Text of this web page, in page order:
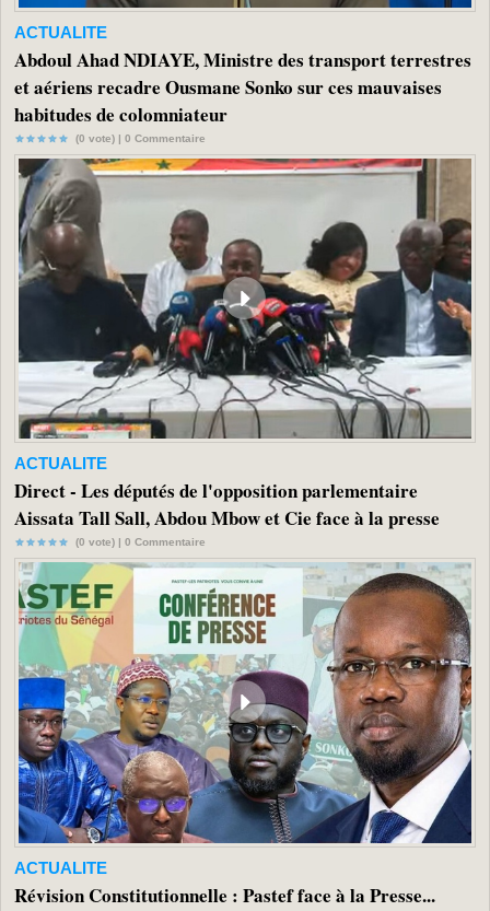
ACTUALITE
Abdoul Ahad NDIAYE, Ministre des transport terrestres
et aériens recadre Ousmane Sonko sur ces mauvaises
habitudes de colomniateur
(0 vote) | 0 Commentaire
ACTUALITE
Direct - Les députés de l'opposition parlementaire
Aissata Tall Sall, Abdou Mbow et Cie face à la presse
(0 vote) | 0 Commentaire
ACTUALITE
Révision Constitutionnelle : Pastef face à la Presse...